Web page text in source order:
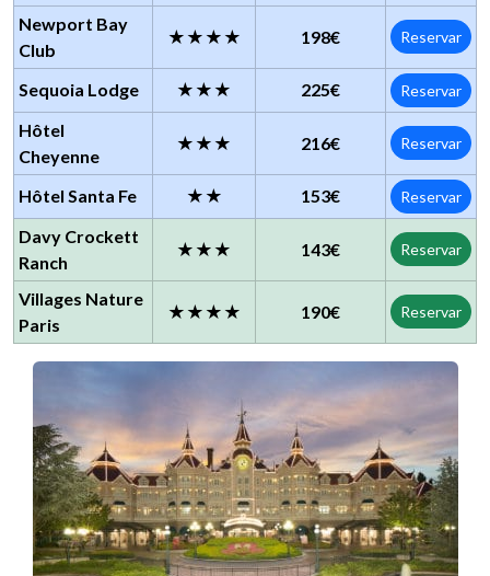
Newport Bay
Club
★★★★ 198€ Reservar
Sequoia Lodge ★★★ 225€ Reservar
Hôtel
Cheyenne
★★★ 216€ Reservar
Hôtel Santa Fe ★★ 153€ Reservar
Davy Crockett
Ranch
★★★ 143€ Reservar
Villages Nature
Paris
★★★★ 190€ Reservar